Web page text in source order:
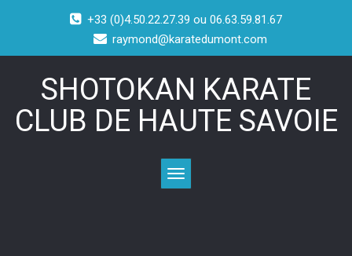
+33 (0)4.50.22.27.39 ou 06.63.59.81.67
raymond@karatedumont.com
SHOTOKAN KARATE
CLUB DE HAUTE SAVOIE
Toggle navigation